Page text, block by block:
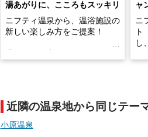
湯あがりに、こころもスッキリ
ニフティ温泉から、温浴施設の
新しい楽しみ方をご提案！
手相やタロットなど気軽に楽し
める占いで、“ととのう”おふろ
時間を、もっと特別に。
ャ
ニ
ト
し
近隣の温泉地から同じテー
小原温泉